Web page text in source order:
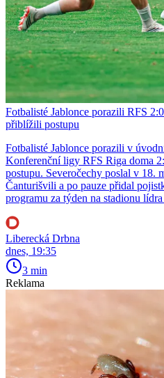
Fotbalisté Jablonce porazili RFS
přiblížili postupu
Fotbalisté Jablonce porazili v
Konferenční ligy RFS Riga doma
postupu. Severočechy poslal v 18.
Čanturišvili a po pauze přidal
programu za týden na stadionu
Liberecká Drbna
dnes, 19:35
3 min
Reklama